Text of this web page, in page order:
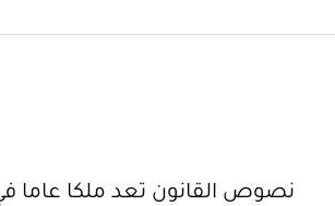
نصوص القانون تعد ملكا